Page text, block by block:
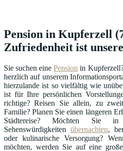
Pension in Kupferzell
Zufriedenheit ist
Sie suchen einePension in
herzlich auf unserem
hierzulande ist so vielfältig wie
ist für Ihre persönlichen
richtige? Reisen Sie allein, zu
Familie? Planen Sie einen längeren
Städtereise? Möchten Sie
Sehenswürdigkeiten übernachten,
oder kulinarische Versorgung?
möchten, werden Sie auf eine